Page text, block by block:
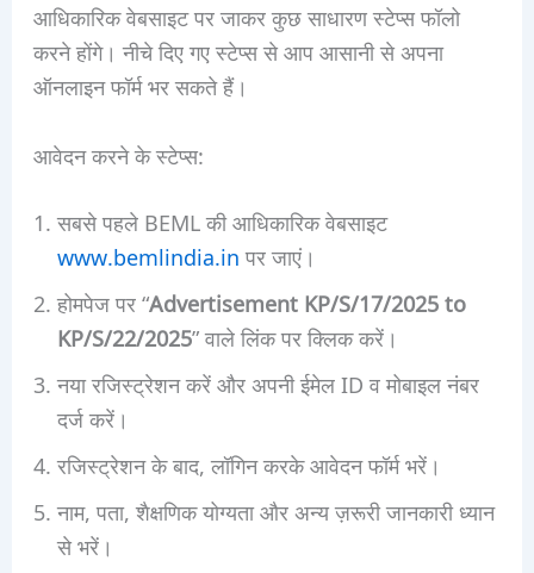
आधिकारिक वेबसाइट पर जाकर कुछ साधारण स्टेप्स फॉलो
करने होंगे। नीचे दिए गए स्टेप्स से आप आसानी से अपना
ऑनलाइन फॉर्म भर सकते हैं।
आवेदन करने के स्टेप्स:
सबसे पहले BEML की आधिकारिक वेबसाइट
www.bemlindia.inपर जाएं।
होमपेज पर “Advertisement KP/S/17/2025 to
KP/S/22/2025” वाले लिंक पर क्लिक करें।
नया रजिस्ट्रेशन करें और अपनी ईमेल ID व मोबाइल नंबर
दर्ज करें।
रजिस्ट्रेशन के बाद, लॉगिन करके आवेदन फॉर्म भरें।
नाम, पता, शैक्षणिक योग्यता और अन्य ज़रूरी जानकारी ध्यान
से भरें।